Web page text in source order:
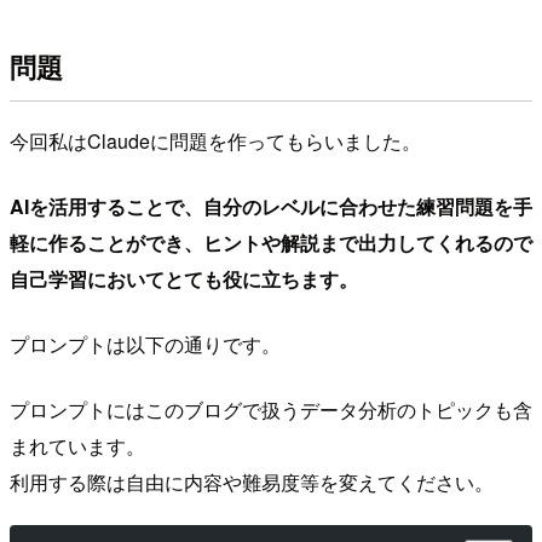
問題
今回私はClaudeに問題を作ってもらいました。
AIを活用することで、自分のレベルに合わせた練習問題を手
軽に作ることができ、ヒントや解説まで出力してくれるので
自己学習においてとても役に立ちます。
プロンプトは以下の通りです。
プロンプトにはこのブログで扱うデータ分析のトピックも含
まれています。
利用する際は自由に内容や難易度等を変えてください。